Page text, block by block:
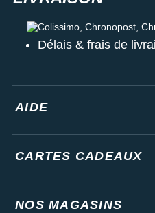
Colissimo, Chronopost,
Délais & frais de
AIDE
CARTES CADEAUX
NOS MAGASINS